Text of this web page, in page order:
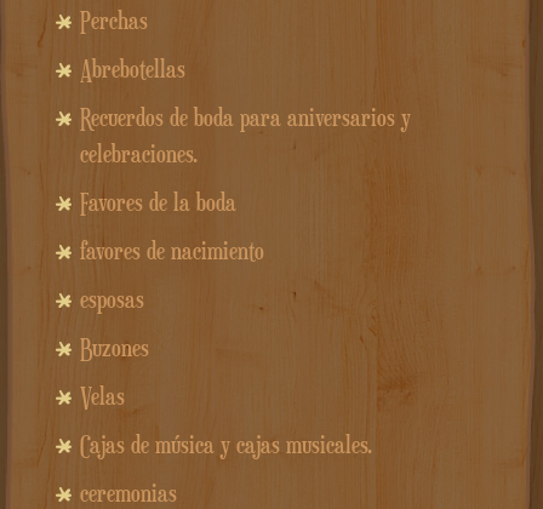
Perchas
Abrebotellas
Recuerdos de boda para aniversarios y
celebraciones.
Favores de la boda
favores de nacimiento
esposas
Buzones
Velas
Cajas de música y cajas musicales.
ceremonias